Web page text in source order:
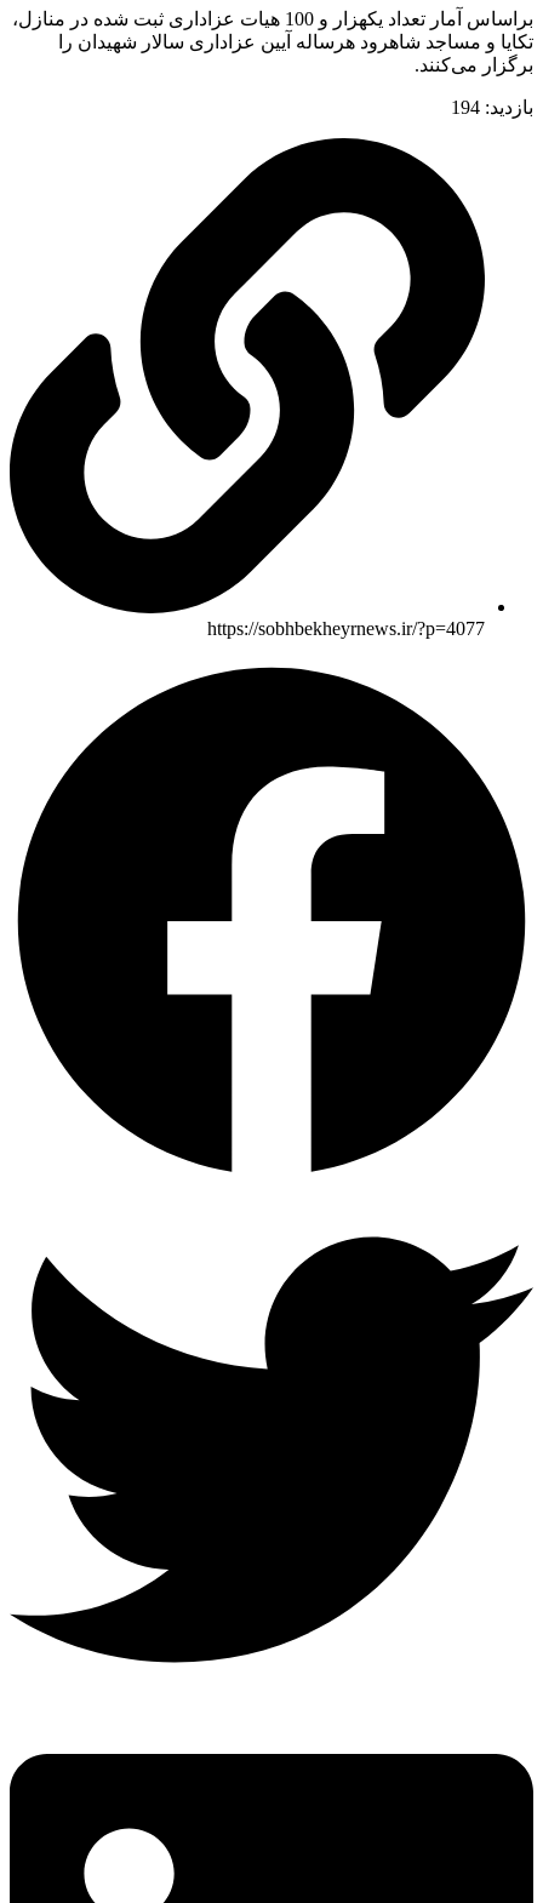
براساس آمار تعداد یکهزار و 100 هیات عزاداری ثبت شده در منازل،
تکایا و مساجد شاهرود هرساله آیین عزاداری سالار شهیدان را
برگزار می‌کنند.
بازدید: 194
https://sobhbekheyrnews.ir/?p=4077